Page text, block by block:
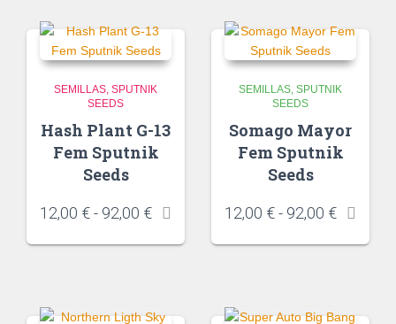
SEMILLAS SPUTNIK
SEEDS
Hash Plant G-13
Fem Sputnik
Seeds
12,00 €- 92,00 €
SEMILLAS SPUTNIK
SEEDS
Somago Mayor
Fem Sputnik
Seeds
12,00 €- 92,00 €